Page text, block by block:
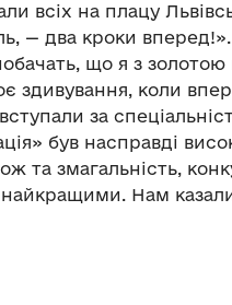
всіх на плацу
— два кроки
що я з
здивування, коли
за
був насправді
та змагальність,
Нам